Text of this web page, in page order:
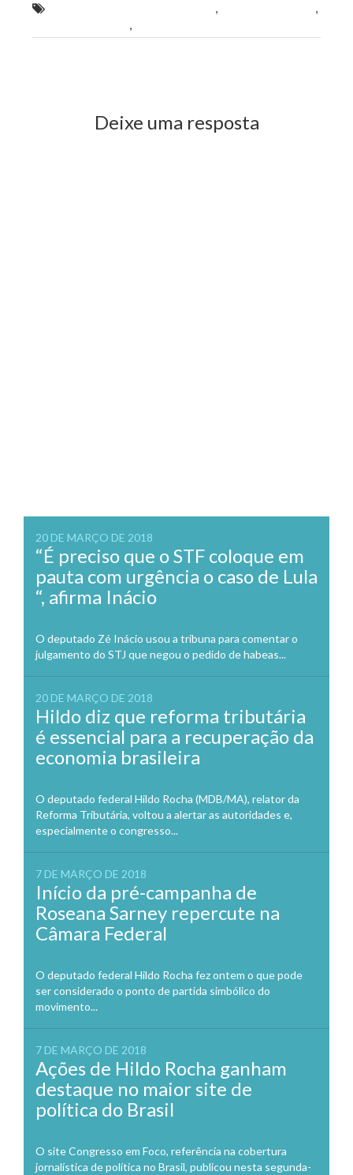
,
,
,
Deixe uma resposta
20 DE MARÇO DE 2018
“É preciso que o STF coloque em
pauta com urgência o caso de Lula
“, afirma Inácio
O deputado Zé Inácio usou a tribuna para comentar o
julgamento do STJ que negou o pedido de habeas...
20 DE MARÇO DE 2018
Hildo diz que reforma tributária
é essencial para a recuperação da
economia brasileira
O deputado federal Hildo Rocha (MDB/MA), relator da
Reforma Tributária, voltou a alertar as autoridades e,
especialmente o congresso...
7 DE MARÇO DE 2018
Início da pré-campanha de
Roseana Sarney repercute na
Câmara Federal
O deputado federal Hildo Rocha fez ontem o que pode
ser considerado o ponto de partida simbólico do
movimento...
7 DE MARÇO DE 2018
Ações de Hildo Rocha ganham
destaque no maior site de
política do Brasil
O site Congresso em Foco, referência na cobertura
jornalística de política no Brasil, publicou nesta segunda-